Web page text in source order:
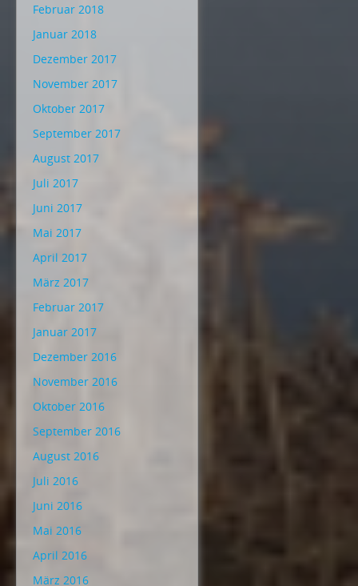
Februar 2018
Januar 2018
Dezember 2017
November 2017
Oktober 2017
September 2017
August 2017
Juli 2017
Juni 2017
Mai 2017
April 2017
März 2017
Februar 2017
Januar 2017
Dezember 2016
November 2016
Oktober 2016
September 2016
August 2016
Juli 2016
Juni 2016
Mai 2016
April 2016
März 2016